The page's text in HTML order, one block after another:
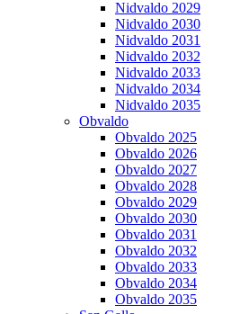
Nidvaldo 2029
Nidvaldo 2030
Nidvaldo 2031
Nidvaldo 2032
Nidvaldo 2033
Nidvaldo 2034
Nidvaldo 2035
Obvaldo
Obvaldo 2025
Obvaldo 2026
Obvaldo 2027
Obvaldo 2028
Obvaldo 2029
Obvaldo 2030
Obvaldo 2031
Obvaldo 2032
Obvaldo 2033
Obvaldo 2034
Obvaldo 2035